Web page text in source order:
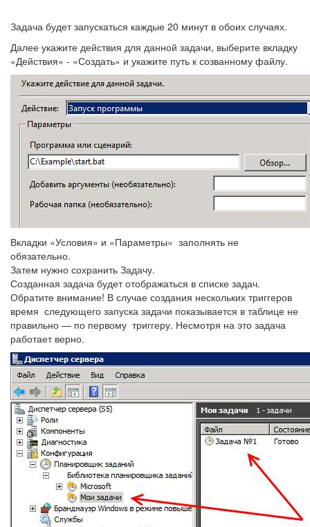
Задача будет запускаться каждые 20 минут в обоих случаях.
Далее укажите действия для данной задачи, выберите вкладку
«Действия» - «Создать» и укажите путь к созванному файлу.
Вкладки «Условия» и «Параметры» заполнять не
обязательно.
Затем нужно сохранить Задачу.
Созданная задача будет отображаться в списке задач.
Обратите внимание! В случае создания нескольких триггеров
время следующего запуска задачи показывается в таблице не
правильно — по первому триггеру. Несмотря на это задача
работает верно.